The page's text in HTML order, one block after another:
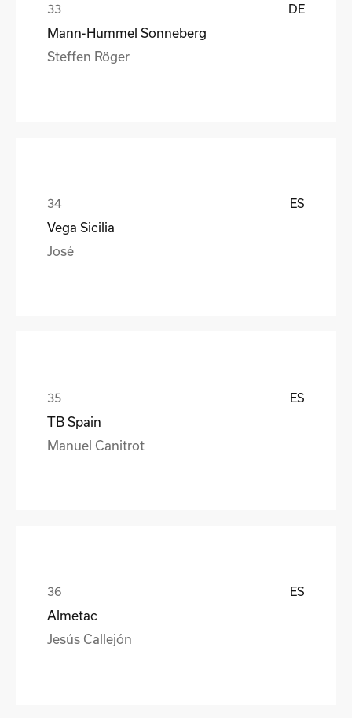
DE
Mann-Hummel Sonneberg
Steffen Röger
ES
Vega Sicilia
José
ES
TB Spain
Manuel Canitrot
ES
Almetac
Jesús Callejón